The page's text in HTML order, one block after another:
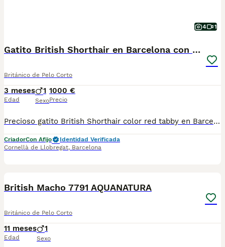
4 1
Gatito British Shorthair en Barcelona con Pedigrí
Británico de Pelo Corto
3 meses
Edad
1
Sexo
1000 €
Precio
Precioso gatito British Shorthair color red tabby en Barcelona. Criado en un entorno familiar bajo estrictos criterios de cría responsable, ética y bienestar animal. Datos del Criador: Afijo: Asfec 218-CAT Núcleo Zoológico: B2023007 Condiciones de Entrega: Sociabilización: Criado y educado junto a su madre. Salud: Desparasitado y con microchip implantado. Esterilización: Castración ya incluida. Documentación: Transfer de pedigrí oficial. Garantías: Contrato con garantía vírica/congénita y pruebas genéticas de los padres (libres de enfermedades hereditarias). Máxima seriedad y experiencia. Contacta para más información o fotos.
CriadorCon Afijo
Identidad Verificada
Cornellà de Llobregat, Barcelona
British Macho 7791 AQUANATURA
Británico de Pelo Corto
11 meses
Edad
1
Sexo